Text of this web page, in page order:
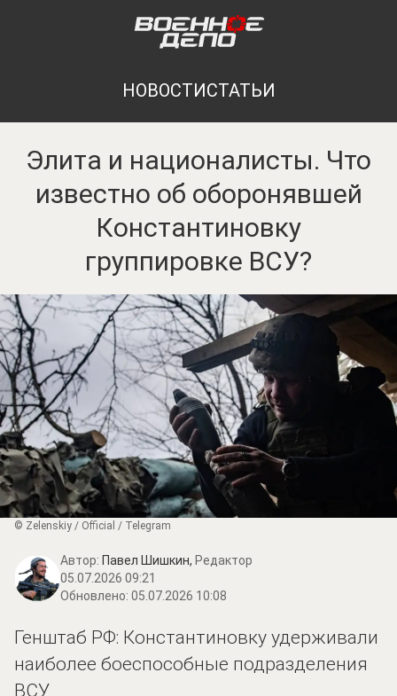
НОВОСТИСТАТЬИ
Элита и националисты. Что
известно об оборонявшей
Константиновку
группировке ВСУ?
© Zеlеnskiу / Оfficiаl / Telegram
Автор: Павел Шишкин, Редактор
05.07.2026 09:21
Обновлено: 05.07.2026 10:08
Генштаб РФ: Константиновку удерживали
наиболее боеспособные подразделения
ВСУ